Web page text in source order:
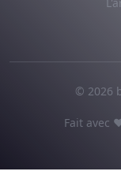
© 2026
Fait avec